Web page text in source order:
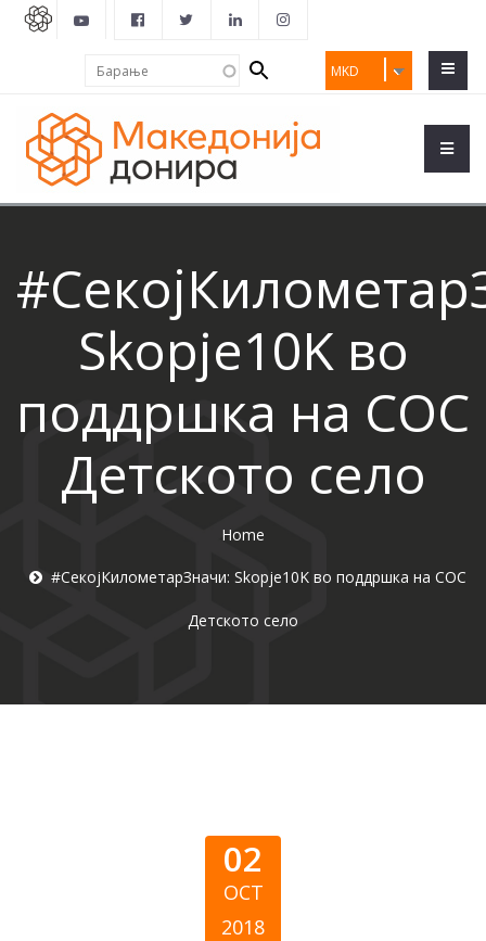
MKD
Search
form
Skopje10K во
поддршка на СОС
Детското село
Home
#СекојКилометарЗначи: Skopje10K во поддршка на СОС
Детското село
02
OCT
2018